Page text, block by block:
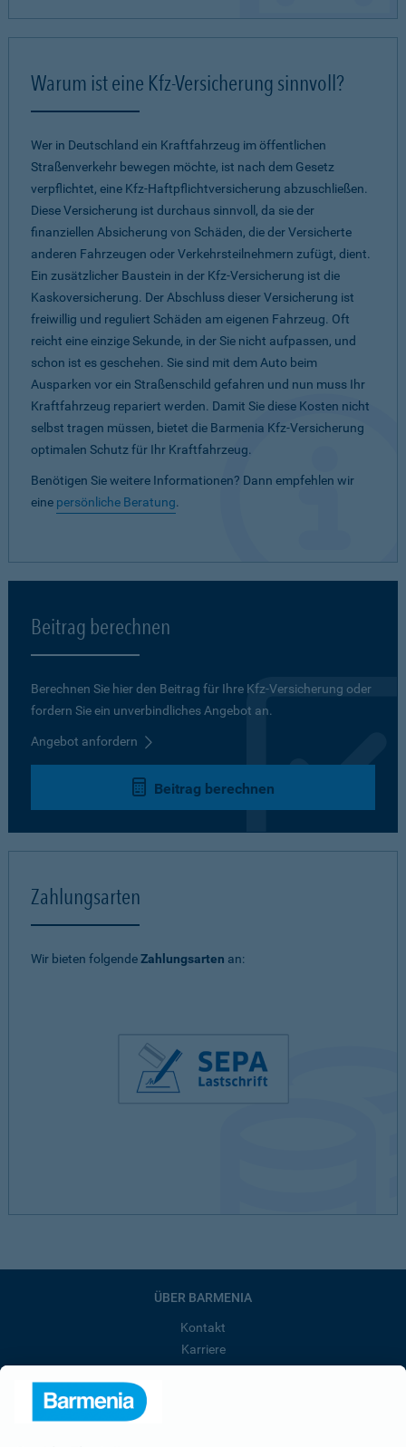
Warum ist eine Kfz-Versicherung sinnvoll?
Wer in Deutschland ein Kraftfahrzeug im öffentlichen
Straßenverkehr bewegen möchte, ist nach dem Gesetz
verpflichtet, eine Kfz-Haftpflichtversicherung abzuschließen.
Diese Versicherung ist durchaus sinnvoll, da sie der
finanziellen Absicherung von Schäden, die der Versicherte
anderen Fahrzeugen oder Verkehrsteilnehmern zufügt, dient.
Ein zusätzlicher Baustein in der Kfz-Versicherung ist die
Kaskoversicherung. Der Abschluss dieser Versicherung ist
freiwillig und reguliert Schäden am eigenen Fahrzeug. Oft
reicht eine einzige Sekunde, in der Sie nicht aufpassen, und
schon ist es geschehen. Sie sind mit dem Auto beim
Ausparken vor ein Straßenschild gefahren und nun muss Ihr
Kraftfahrzeug repariert werden. Damit Sie diese Kosten nicht
selbst tragen müssen, bietet die Barmenia Kfz-Versicherung
optimalen Schutz für Ihr Kraftfahrzeug.
Benötigen Sie weitere Informationen? Dann empfehlen wir
eine persönliche Beratung.
Beitrag berechnen
Berechnen Sie hier den Beitrag für Ihre Kfz-Versicherung oder
fordern Sie ein unverbindliches Angebot an.
Angebot anfordern
Beitrag berechnen
Zahlungsarten
Wir bieten folgendeZahlungsarten an:
ÜBER BARMENIA
Kontakt
Karriere